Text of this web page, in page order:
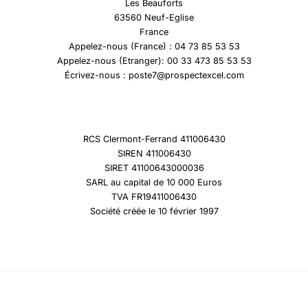
Les Beauforts
63560 Neuf-Eglise
France
Appelez-nous (France) : 04 73 85 53 53
Appelez-nous (Etranger): 00 33 473 85 53 53
Écrivez-nous : poste7@prospectexcel.com
RCS Clermont-Ferrand 411006430
SIREN 411006430
SIRET 41100643000036
SARL au capital de 10 000 Euros
TVA FR19411006430
Société créée le 10 février 1997